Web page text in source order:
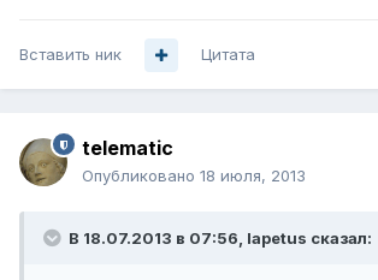
Вставить ник Цитата
telematic
Опубликовано 18 июля, 2013
В 18.07.2013 в 07:56, Iapetus сказал: